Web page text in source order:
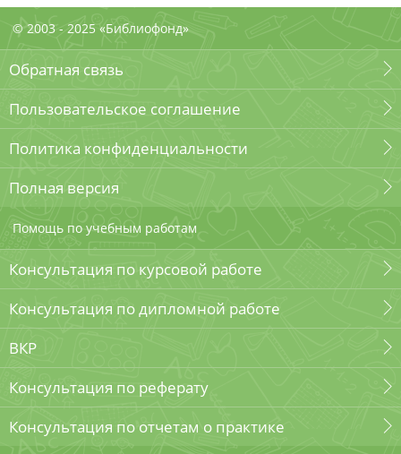
© 2003 - 2025 «Библиофонд»
Обратная связь
Пользовательское соглашение
Политика конфиденциальности
Полная версия
Помощь по учебным работам
Консультация по курсовой работе
Консультация по дипломной работе
ВКР
Консультация по реферату
Консультация по отчетам о практике